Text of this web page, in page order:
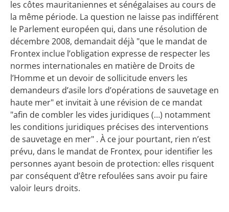
les côtes mauritaniennes et sénégalaises au cours de
la même période. La question ne laisse pas indifférent
le Parlement européen qui, dans une résolution de
décembre 2008, demandait déjà "que le mandat de
Frontex inclue l’obligation expresse de respecter les
normes internationales en matière de Droits de
l’Homme et un devoir de sollicitude envers les
demandeurs d’asile lors d’opérations de sauvetage en
haute mer" et invitait à une révision de ce mandat
"afin de combler les vides juridiques (…) notamment
les conditions juridiques précises des interventions
de sauvetage en mer" . À ce jour pourtant, rien n’est
prévu, dans le mandat de Frontex, pour identifier les
personnes ayant besoin de protection: elles risquent
par conséquent d’être refoulées sans avoir pu faire
valoir leurs droits.